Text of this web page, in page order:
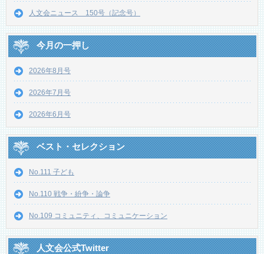
人文会ニュース 150号（記念号）
今月の一押し
2026年8月号
2026年7月号
2026年6月号
ベスト・セレクション
No.111 子ども
No.110 戦争・紛争・論争
No.109 コミュニティ、コミュニケーション
人文会公式Twitter